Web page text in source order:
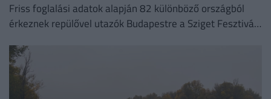
Friss foglalási adatok alapján 82 különböző országból
érkeznek repülővel utazók Budapestre a Sziget Fesztivál